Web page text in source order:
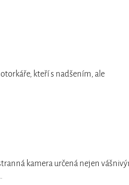
kteří s nadšením, ale
kamera určená nejen